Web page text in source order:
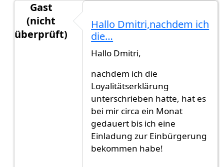
Gast
(nicht
überprüft)
Hallo Allerseits,ich habe…
Hallo Dmitri,nachdem ich
die…
Hallo Dmitri,
nachdem ich die
Loyalitätserklärung
unterschrieben hatte, hat es
bei mir circa ein Monat
gedauert bis ich eine
Einladung zur Einbürgerung
bekommen habe!